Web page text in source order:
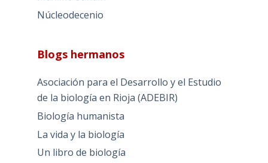
Núcleodecenio
Blogs hermanos
Asociación para el Desarrollo y el Estudio
de la biología en Rioja (ADEBIR)
Biología humanista
La vida y la biología
Un libro de biología